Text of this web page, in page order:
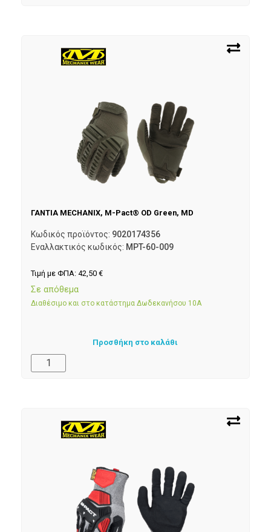
ΓΑΝΤΙΑ MECHANIX, M-Pact® OD Green, MD
Κωδικός προϊόντος: 9020174356
Εναλλακτικός κωδικός: MPT-60-009
Τιμή με ΦΠΑ: 42,50 €
Σε απόθεμα
Διαθέσιμο και στο κατάστημα Δωδεκανήσου 10Α
Προσθήκη στο καλάθι